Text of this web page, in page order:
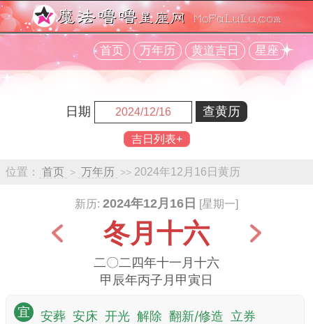
首页 万年历 黄道吉日 星座
日期
吉日列表+
位置： 首页 > 万年历 >> 2024年12月16日黄历
新历: 2024年12月16日 [星期一]
冬月十六
二〇二四年十一月十六
甲辰年丙子月甲寅日
宜 安葬 安床 开光 解除 翻新/修造 立券